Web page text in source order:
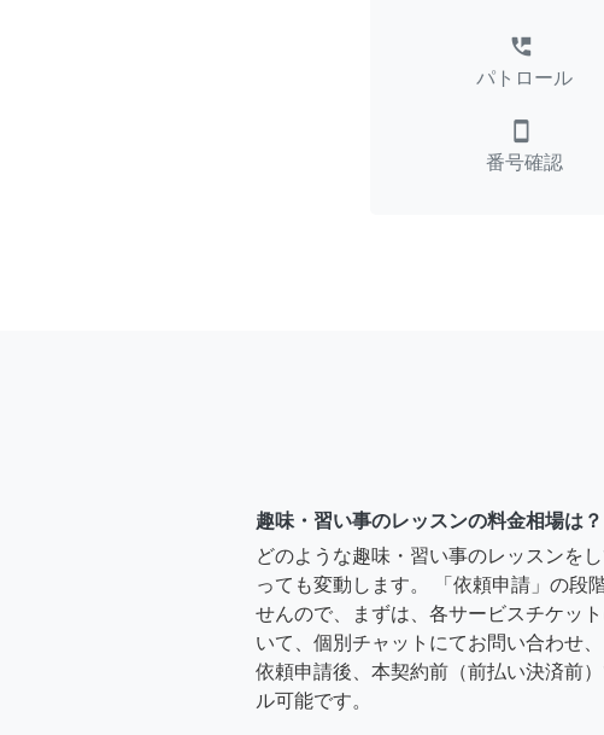
perm_phone_msg
パトロール
smartphone
番号確認
趣味・習い事のレッスンの料金相場は？
どのような趣味・習い事のレッスンを
っても変動します。 「依頼申請」の段
せんので、まずは、各サービスチケッ
いて、個別チャットにてお問い合わせ
依頼申請後、本契約前（前払い決済前
ル可能です。